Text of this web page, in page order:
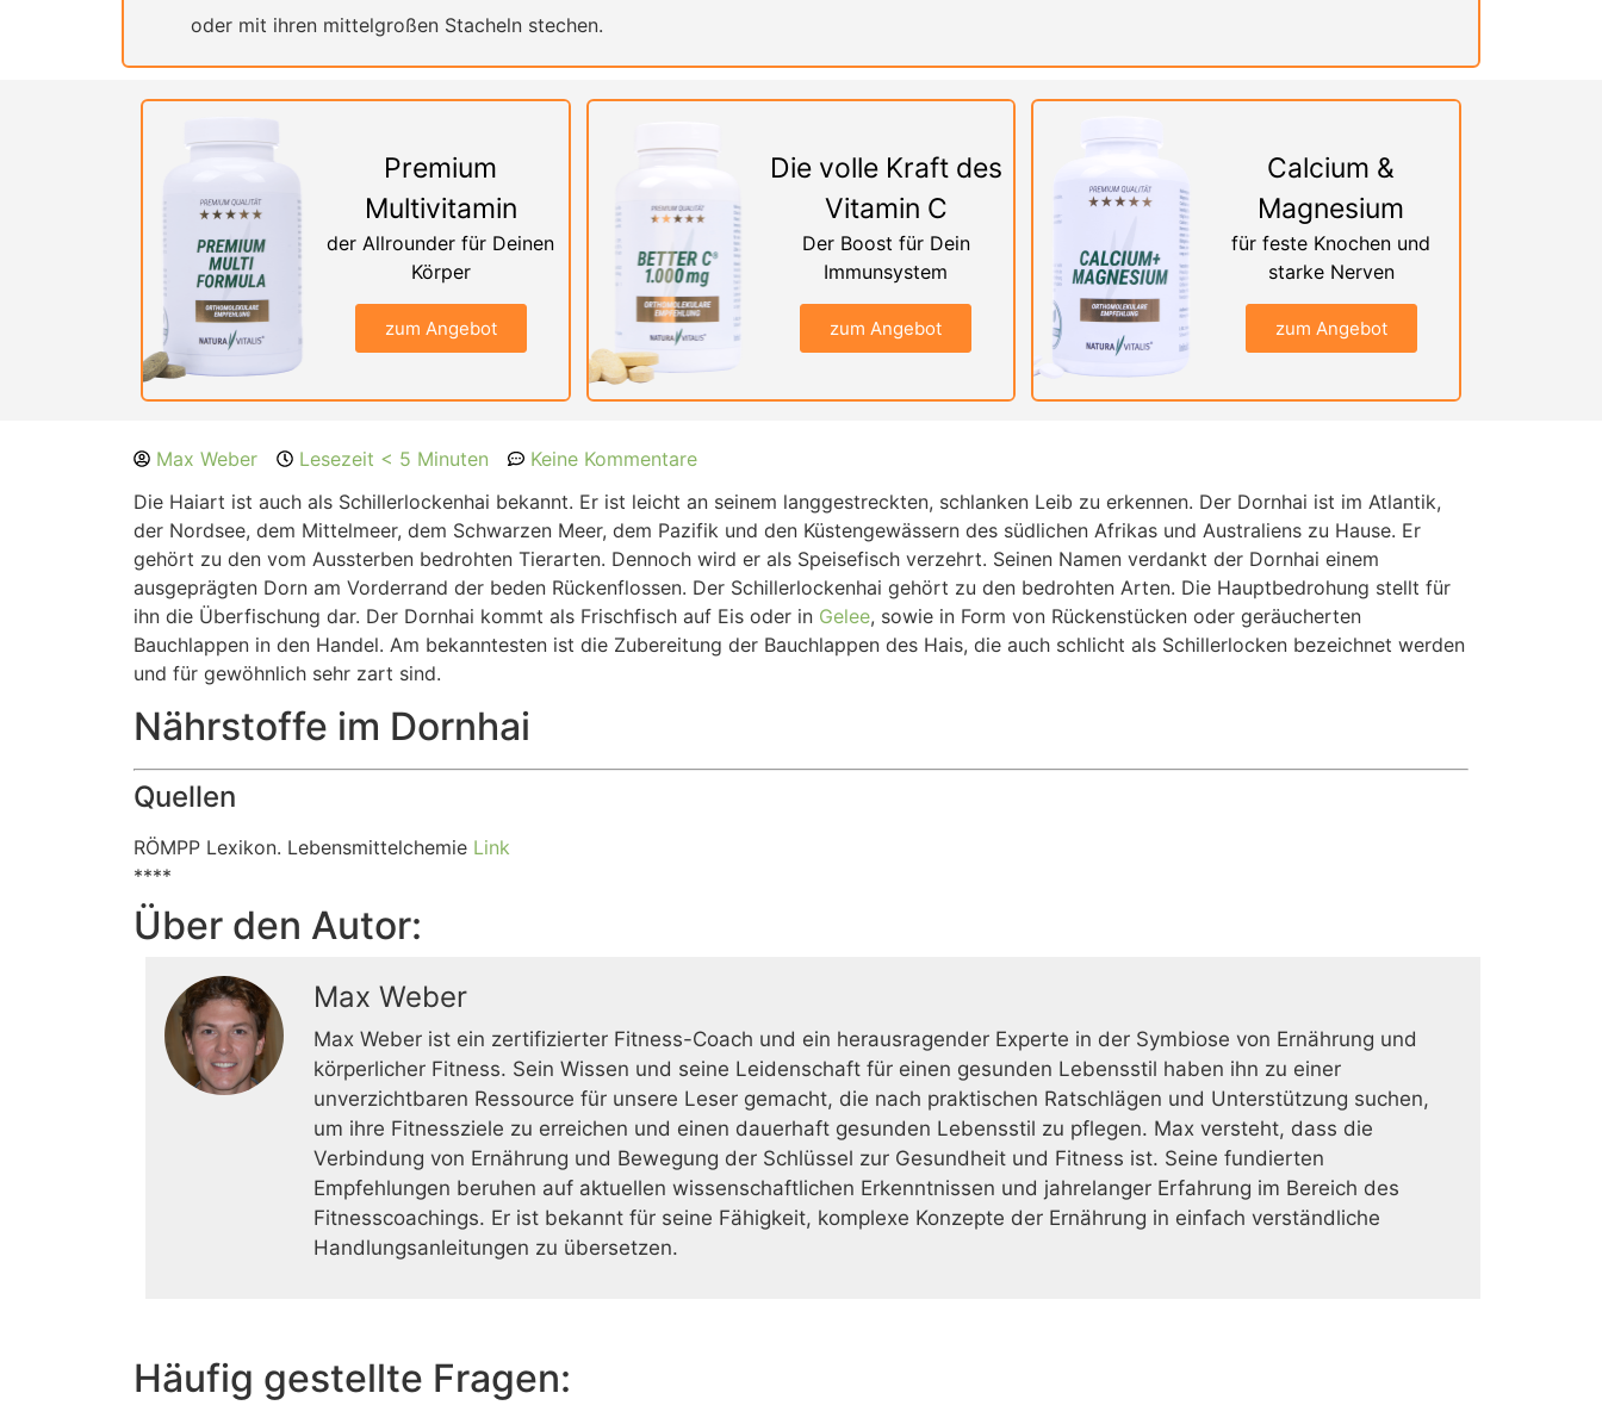
oder mit ihren mittelgroßen Stacheln stechen.
Premium
Multivitamin
der Allrounder für Deinen
Körper
zum Angebot
Die volle Kraft des
Vitamin C
Der Boost für Dein
Immunsystem
zum Angebot
Calcium &
Magnesium
für feste Knochen und
starke Nerven
zum Angebot
Max Weber Lesezeit < 5 Minuten
Keine Kommentare
Die Haiart ist auch als Schillerlockenhai bekannt. Er ist leicht an seinem langgestreckten, schlanken Leib zu erkennen. Der Dornhai ist im Atlantik,
der Nordsee, dem Mittelmeer, dem Schwarzen Meer, dem Pazifik und den Küstengewässern des südlichen Afrikas und Australiens zu Hause. Er
gehört zu den vom Aussterben bedrohten Tierarten. Dennoch wird er als Speisefisch verzehrt. Seinen Namen verdankt der Dornhai einem
ausgeprägten Dorn am Vorderrand der beden Rückenflossen. Der Schillerlockenhai gehört zu den bedrohten Arten. Die Hauptbedrohung stellt für
ihn die Überfischung dar. Der Dornhai kommt als Frischfisch auf Eis oder in Gelee, sowie in Form von Rückenstücken oder geräucherten
Bauchlappen in den Handel. Am bekanntesten ist die Zubereitung der Bauchlappen des Hais, die auch schlicht als Schillerlocken bezeichnet werden
und für gewöhnlich sehr zart sind.
Nährstoffe im Dornhai
Quellen
RÖMPP Lexikon. Lebensmittelchemie Link
****
Über den Autor:
Max Weber
Max Weber ist ein zertifizierter Fitness-Coach und ein herausragender Experte in der Symbiose von Ernährung und
körperlicher Fitness. Sein Wissen und seine Leidenschaft für einen gesunden Lebensstil haben ihn zu einer
unverzichtbaren Ressource für unsere Leser gemacht, die nach praktischen Ratschlägen und Unterstützung suchen,
um ihre Fitnessziele zu erreichen und einen dauerhaft gesunden Lebensstil zu pflegen. Max versteht, dass die
Verbindung von Ernährung und Bewegung der Schlüssel zur Gesundheit und Fitness ist. Seine fundierten
Empfehlungen beruhen auf aktuellen wissenschaftlichen Erkenntnissen und jahrelanger Erfahrung im Bereich des
Fitnesscoachings. Er ist bekannt für seine Fähigkeit, komplexe Konzepte der Ernährung in einfach verständliche
Handlungsanleitungen zu übersetzen.
Häufig gestellte Fragen: